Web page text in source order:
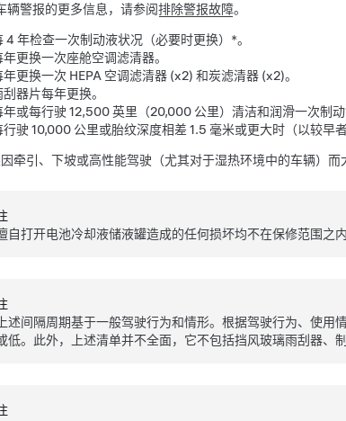
辆警报的更多信息，请参阅排除警报故障。
4 年检查一次制动液状况（必要时更换）*。
年更换一次座舱空调滤清器。
年更换一次 HEPA 空调滤清器 (x2) 和炭滤清器 (x2)。
刮器片每年更换。
年或每行驶 12,500 英里（20,000 公里）清洁和润滑一次制动
行驶 10,000 公里或胎纹深度相差1.5 毫米或更大时（以较早
牵引、下坡或高性能驾驶（尤其对于湿热环境中的车辆）而
自打开电池冷却液储液罐造成的任何损坏均不在保修范围之内
述间隔周期基于一般驾驶行为和情形。根据驾驶行为、使用
低。此外，上述清单并不全面，它不包括挡风玻璃雨刮器、